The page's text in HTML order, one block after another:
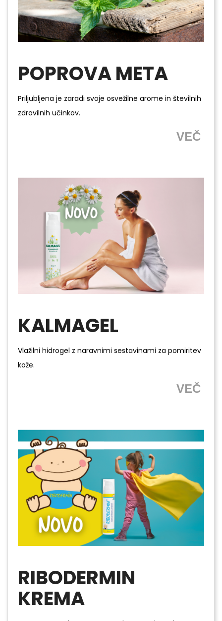
POPROVA META
Priljubljena je zaradi svoje osvežilne arome in številnih
zdravilnih učinkov.
VEČ
KALMAGEL
Vlažilni hidrogel z naravnimi sestavinami za pomiritev
kože.
VEČ
RIBODERMIN
KREMA